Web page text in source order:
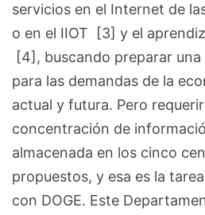
servicios en el Internet de
o en el IIOT [3] y el
[4], buscando preparar
para las demandas de la
actual y futura. Pero
concentración de
almacenada en los cinco
propuestos, y esa es la
con DOGE. Este